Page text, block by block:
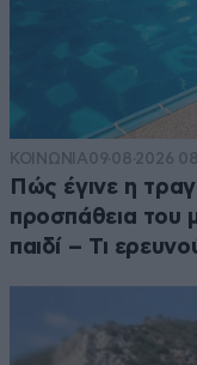
ΚΟΙΝΩΝΙΑ09·08·2026
Πώς έγινε η
προσπάθεια του
παιδί – Τι